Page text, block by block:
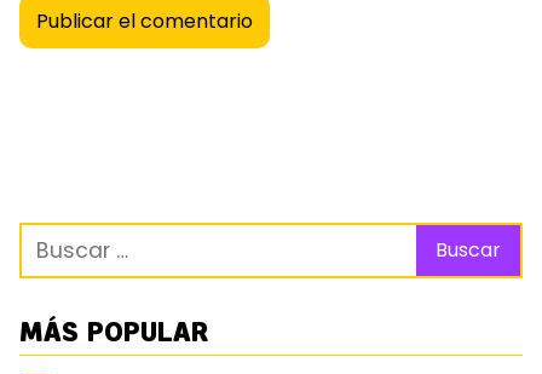
MÁS POPULAR